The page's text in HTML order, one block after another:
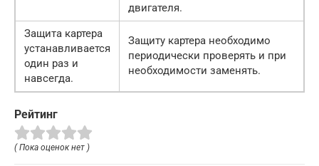
двигателя.
Защита картера
устанавливается
один раз и
навсегда.
Защиту картера необходимо
периодически проверять и при
необходимости заменять.
Рейтинг
( Пока оценок нет )